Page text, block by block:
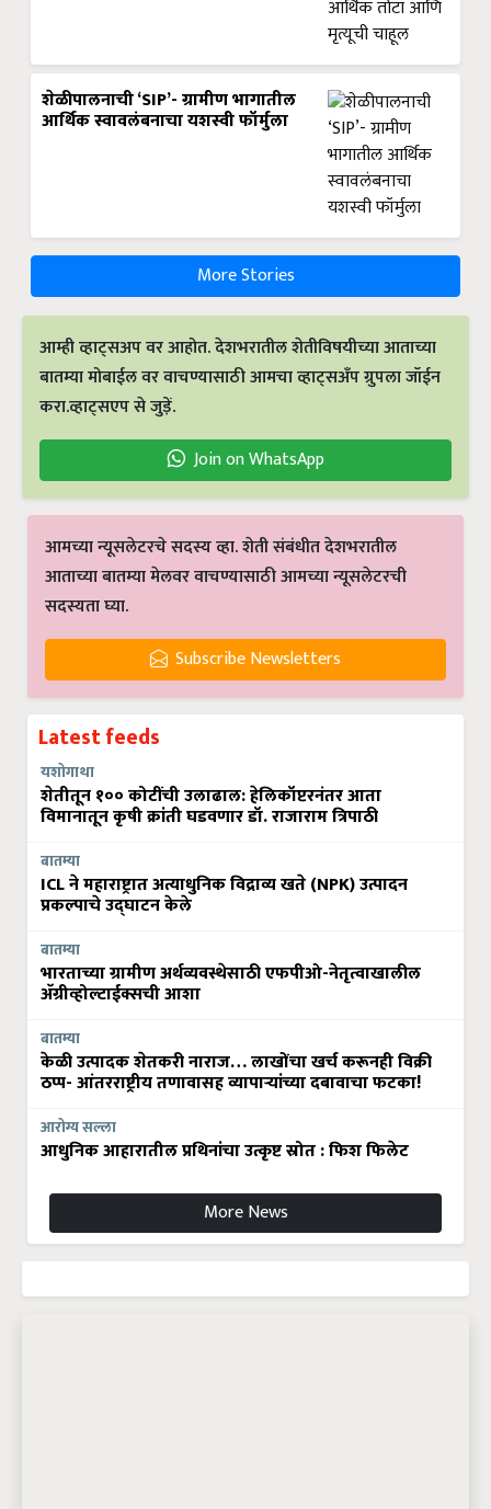
शेळीपालनाची ‘SIP’- ग्रामीण भागातील
आर्थिक स्वावलंबनाचा यशस्वी फॉर्मुला
More Stories
आम्ही व्हाट्सअप वर आहोत. देशभरातील शेतीविषयीच्या आताच्या
बातम्या मोबाईल वर वाचण्यासाठी आमचा व्हाट्सअँप ग्रुपला जॉईन
करा.व्हाट्सएप से जुड़ें.
Join on WhatsApp
आमच्या न्यूसलेटरचे सदस्य व्हा. शेती संबंधीत देशभरातील
आताच्या बातम्या मेलवर वाचण्यासाठी आमच्या न्यूसलेटरची
सदस्यता घ्या.
Subscribe Newsletters
Latest feeds
यशोगाथा
शेतीतून १०० कोटींची उलाढाल: हेलिकॉप्टरनंतर आता
विमानातून कृषी क्रांती घडवणार डॉ. राजाराम त्रिपाठी
बातम्या
ICL ने महाराष्ट्रात अत्याधुनिक विद्राव्य खते (NPK) उत्पादन
प्रकल्पाचे उद्घाटन केले
बातम्या
भारताच्या ग्रामीण अर्थव्यवस्थेसाठी एफपीओ-नेतृत्वाखालील
अ‍ॅग्रीव्होल्टाईक्सची आशा
बातम्या
केळी उत्पादक शेतकरी नाराज… लाखोंचा खर्च करूनही विक्री
ठप्प- आंतरराष्ट्रीय तणावासह व्यापाऱ्यांच्या दबावाचा फटका!
आरोग्य सल्ला
आधुनिक आहारातील प्रथिनांचा उत्कृष्ट स्रोत : फिश फिलेट
More News